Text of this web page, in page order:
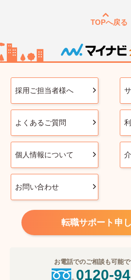
TOPへ戻る
採用ご担当者様へ
よくあるご質問
個人情報について
お問い合わせ
転職サポート申
お電話でのご相談も可能
0120-